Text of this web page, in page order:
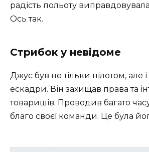
радість польоту
Ось так.
Стрибок у невідоме
Джус був не тільки пілотом, але
ескадри. Він захищав права та
товаришів. Проводив багато
благо своєї команди. Це була